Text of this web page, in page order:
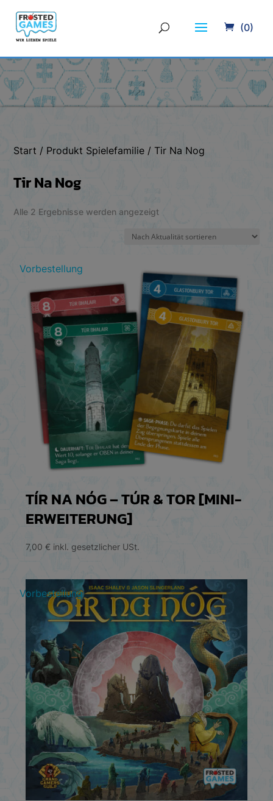
(0)
Start / Produkt Spielefamilie / Tir Na Nog
Tir Na Nog
Alle 2 Ergebnisse werden angezeigt
Vorbestellung
TÍR NA NÓG – TÚR & TOR [MINI-
ERWEITERUNG]
7,00 € inkl. gesetzlicher USt.
Vorbestellung